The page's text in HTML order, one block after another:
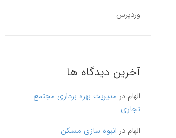
وردپرس
آخرین دیدگاه ها
الهام در مدیریت بهره برداری مجتمع
تجاری
الهام در انبوه سازی مسکن